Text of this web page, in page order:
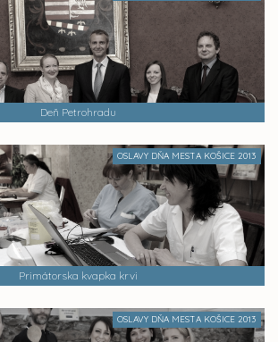
Deň Petrohradu
OSLAVY DŇA MESTA KOŠICE 2013
Primátorska kvapka krvi
OSLAVY DŇA MESTA KOŠICE 2013